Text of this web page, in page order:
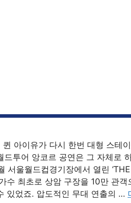
아이유가 다시 한번 대형 스테
드투어 앙코르 공연은 그 자체로
서울월드컵경기장에서 열린
수 최초로 상암 구장을 10만 관
있었죠. 압도적인 무대 연출의 …